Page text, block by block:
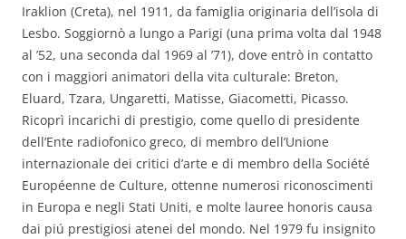
Iraklion (Creta), nel 1911, da famiglia originaria dell’isola di
Lesbo. Soggiornò a lungo a Parigi (una prima volta dal 1948
al ’52, una seconda dal 1969 al ’71), dove entrò in contatto
con i maggiori animatori della vita culturale: Breton,
Eluard, Tzara, Ungaretti, Matisse, Giacometti, Picasso.
Ricoprì incarichi di prestigio, come quello di presidente
dell’Ente radiofonico greco, di membro dell’Unione
internazionale dei critici d’arte e di membro della Société
Européenne de Culture, ottenne numerosi riconoscimenti
in Europa e negli Stati Uniti, e molte lauree honoris causa
dai piú prestigiosi atenei del mondo. Nel 1979 fu insignito